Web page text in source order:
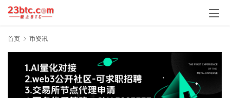
首页 币资讯